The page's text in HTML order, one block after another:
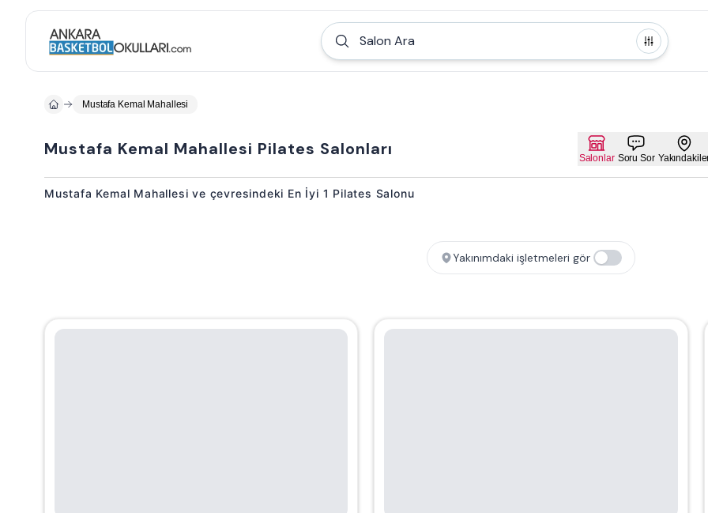
Salon Ara
Mustafa Kemal Mahallesi
Mustafa Kemal Mahallesi Pilates Salonları Salonlar Soru Sor
Mustafa Kemal Mahallesi ve çevresindeki En İyi 1 Pilates Salonu
Yakınımdaki işletmeleri gör